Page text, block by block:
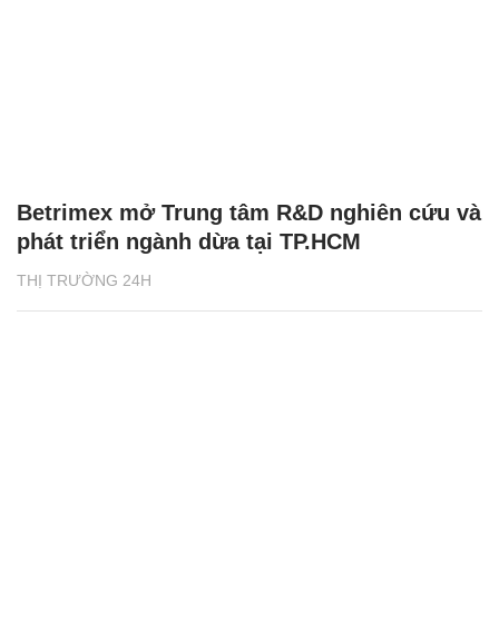
THỊ TRƯỜNG 24H
Betrimex mở Trung tâm R&D nghiên cứu và
phát triển ngành dừa tại TP.HCM